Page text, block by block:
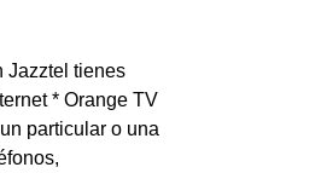
Jazztel tienes
* Orange TV
particular o una